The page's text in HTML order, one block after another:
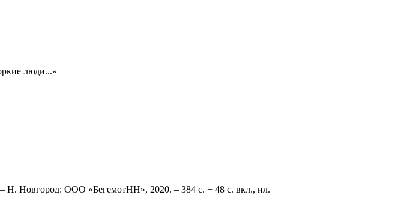
люди...»
Н. Новгород: ООО «БегемотНН», 2020. – 384 с. + 48 с. вкл., ил.